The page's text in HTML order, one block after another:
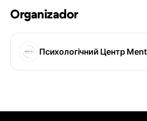
Organizador
Психологічний Центр